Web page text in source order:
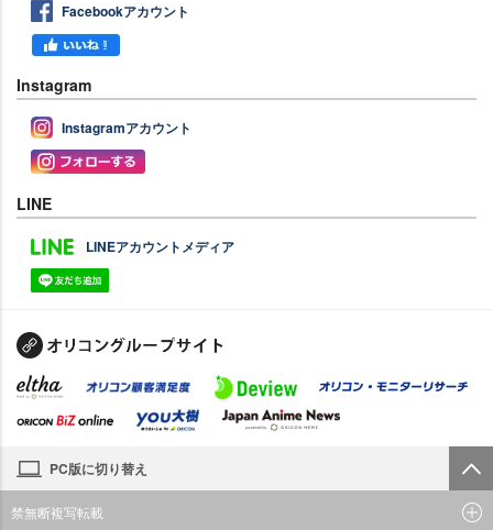
Facebookアカウント
Instagram
Instagramアカウント
LINE
LINEアカウントメディア
PC版に切り替え
禁無断複写転載